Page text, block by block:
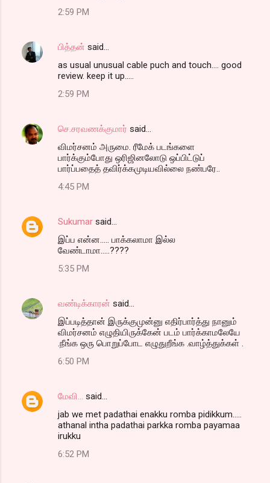
2:59 PM
பித்தன் said…
as usual unusual cable puch and touch.... good
review. keep it up.....
2:59 PM
செ.சரவணக்குமார் said…
விமர்சனம் அருமை. ரீமேக் படங்களை
பார்க்கும்போது ஒரிஜினலோடு ஒப்பிட்டுப்
பார்ப்பதைத் தவிர்க்கமுடியவில்லை நண்பரே..
4:45 PM
Sukumar said…
இப்ப என்ன..... பாக்கலாமா இல்ல
வேண்டாமா.....????
5:35 PM
வண்டிக்காரன் said…
இப்படித்தான் இருக்குமுன்னு எதிர்பார்த்து நானும்
விமர்சனம் எழுதியிருக்கேன் படம் பார்க்காமலேயே
.நீங்க ஒரு பொறுப்போட எழுதுறீங்க .வாழ்த்துக்கள் .
6:50 PM
மேவி...
said…
jab we met padathai enakku romba pidikkum.....
athanal intha padathai parkka romba payamaa
irukku
6:52 PM